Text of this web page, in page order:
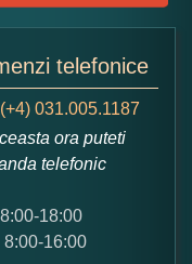
telefonice
(+4) 031.005.1187
ora puteti
telefonic
18:00
8:00-16:00